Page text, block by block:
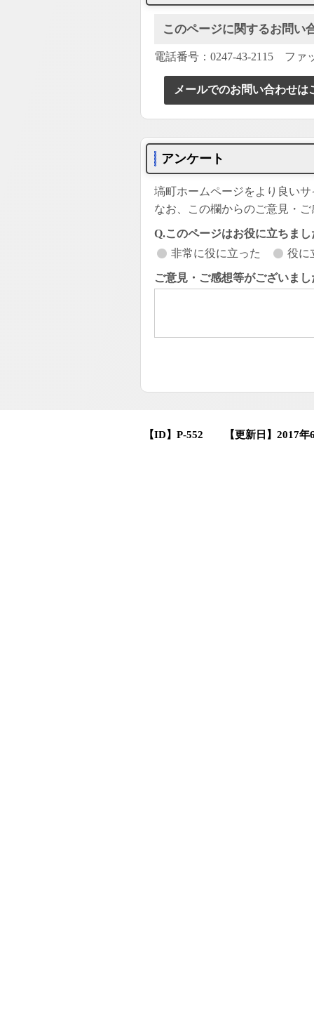
このページに関するお問い
電話番号：0247-43-2115 ファ
メールでのお問い合わせは
アンケート
塙町ホームページをより良い
なお、この欄からのご意見・
Q.このページはお役に立ちまし
非常に役に立った
役に
ご意見・ご感想等がございま
【ID】 P-552 【更新日】 2017年